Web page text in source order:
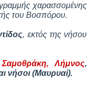
γραμμής χαρασσομένης
του Βοσπόρου.
, εκτός της νήσου
Λήμνος,
νήσοι (Μαυρυαί).